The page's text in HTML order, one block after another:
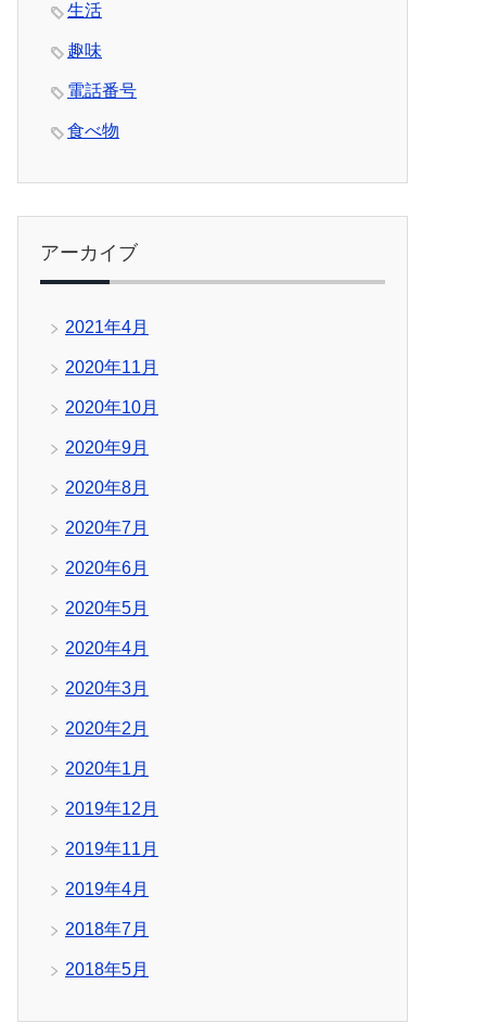
生活
趣味
電話番号
食べ物
アーカイブ
2021年4月
2020年11月
2020年10月
2020年9月
2020年8月
2020年7月
2020年6月
2020年5月
2020年4月
2020年3月
2020年2月
2020年1月
2019年12月
2019年11月
2019年4月
2018年7月
2018年5月